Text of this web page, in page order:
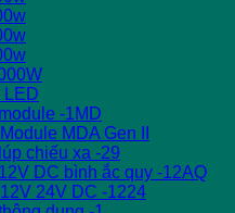
LED
-1MD
MDA Gen II
chiếu xa -29
DC bình ắc quy -12AQ
24V DC -1224